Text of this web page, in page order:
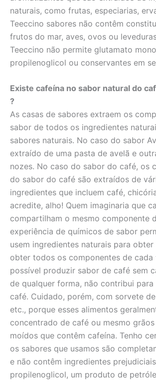
naturais, como frutas, especiarias,
Teeccino sabores não contêm
frutos do mar, aves, ovos ou
Teeccino não permite glutamato
propilenoglicol ou conservantes em
Existe cafeína no sabor natural do
?
As casas de sabores extraem os
sabor de todos os ingredientes
sabores naturais. No caso do sabor
extraído de uma pasta de avelã e
nozes. No caso do sabor do café, os
do sabor do café são extraídos de
ingredientes que incluem café,
acredite, alho! Quem imaginaria que
compartilham o mesmo componente
experiência de químicos de sabor
usem ingredientes naturais para obter
obter todos os componentes de cada
possível produzir sabor de café sem
de qualquer forma, não contribui
café. Cuidado, porém, com sorvete
etc., porque esses alimentos
concentrado de café ou mesmo
moídos que contêm cafeína. Tenho
os sabores que usamos são
e não contêm ingredientes
propilenoglicol, um produto de